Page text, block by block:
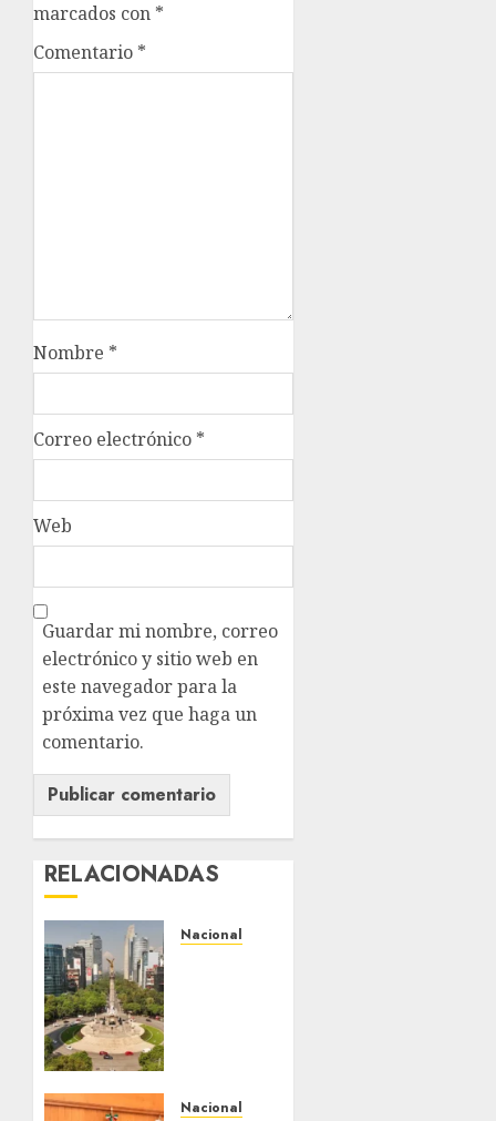
marcados con *
Comentario *
Nombre *
Correo electrónico *
Web
Guardar mi nombre, correo
electrónico y sitio web en
este navegador para la
próxima vez que haga un
comentario.
RELACIONADAS
Nacional
cheque
Nacional